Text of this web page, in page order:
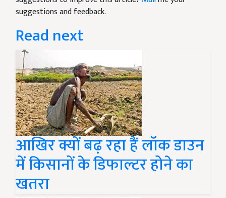
suggestions and feedback.
Read next
आखिर क्यों बढ़ रहा हैं लॉक डाउन
में किसानों के डिफाल्टर होने का
खतरा